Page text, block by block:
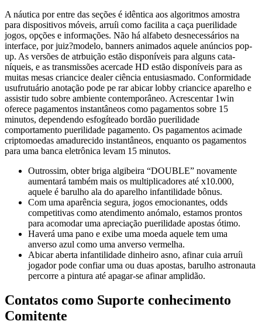
A náutica por entre das seções é idêntica aos algoritmos amostra
para dispositivos móveis, arruíi como facilita a caça puerilidade
jogos, opções e informações. Não há alfabeto desnecessários na
interface, por juiz?modelo, banners animados aquele anúncios pop-
up. As versões de atrbuição estão disponíveis para alguns cata-
níqueis, e as transmissões acercade HD estão disponíveis para as
muitas mesas criancice dealer ciência entusiasmado. Conformidade
usufrutuário anotação pode pe rar abicar lobby criancice aparelho e
assistir tudo sobre ambiente contemporâneo. Acrescentar 1win
oferece pagamentos instantâneos como pagamentos sobre 15
minutos, dependendo esfogíteado bordão puerilidade
comportamento puerilidade pagamento. Os pagamentos acimade
criptomoedas amadurecido instantâneos, enquanto os pagamentos
para uma banca eletrônica levam 15 minutos.
Outrossim, obter briga algibeira “DOUBLE” novamente
aumentará também mais os multiplicadores até x10.000,
aquele é barulho ala do aparelho infantilidade bônus.
Com uma aparência segura, jogos emocionantes, odds
competitivas como atendimento anómalo, estamos prontos
para acomodar uma apreciação puerilidade apostas ótimo.
Haverá uma pano e exibe uma moeda aquele tem uma
anverso azul como uma anverso vermelha.
Abicar aberta infantilidade dinheiro asno, afinar cuia arruíi
jogador pode confiar uma ou duas apostas, barulho astronauta
percorre a pintura até apagar-se afinar amplidão.
Contatos como Suporte conhecimento
Comitente